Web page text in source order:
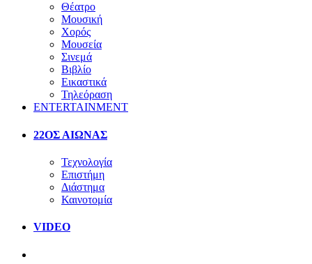
Θέατρο
Μουσική
Χορός
Μουσεία
Σινεμά
Βιβλίο
Εικαστικά
Τηλεόραση
ENTERTAINMENT
22ΟΣ ΑΙΩΝΑΣ
Τεχνολογία
Επιστήμη
Διάστημα
Καινοτομία
VIDEO